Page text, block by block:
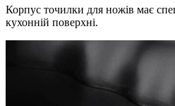
Корпус точилки для ножів має
кухонній поверхні.